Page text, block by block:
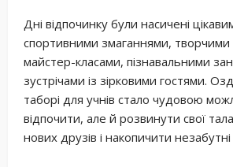
Дні відпочинку були насичені
спортивними змаганнями, творчими
майстер-класами, пізнавальними
зустрічами із зірковими гостями.
таборі для учнів стало чудовою
відпочити, але й розвинути свої
нових друзів і накопичити